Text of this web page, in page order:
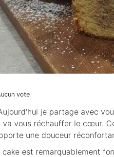
vote
je partage avec
va vous réchauffer le cœur.
une douceur
est remarquablement